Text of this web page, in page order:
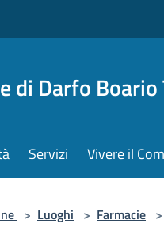
di Darfo Boario
Servizi Vivere il
> Luoghi > Farmacie >